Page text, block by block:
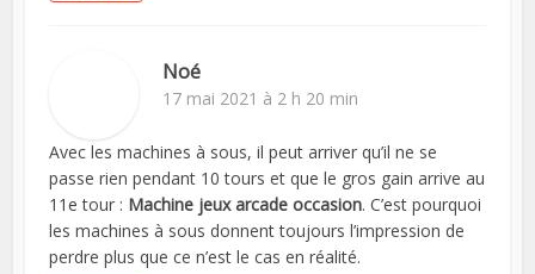
Noé
17 mai 2021 à 2 h 20 min
Avec les machines à sous, il peut arriver qu’il ne se
passe rien pendant 10 tours et que le gros gain arrive au
11e tour : Machine jeux arcade occasion. C’est pourquoi
les machines à sous donnent toujours l’impression de
perdre plus que ce n’est le cas en réalité.